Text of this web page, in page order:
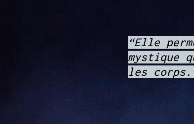
“Elle
mystique
les